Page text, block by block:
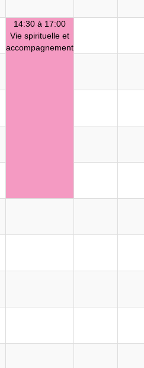
14:30 à 17:00
Vie spirituelle et
accompagnement